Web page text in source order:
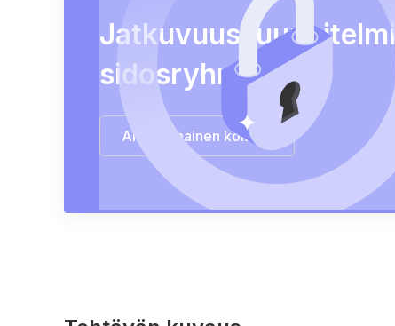
sidosryhmille
Aloita ilmainen kokeilu